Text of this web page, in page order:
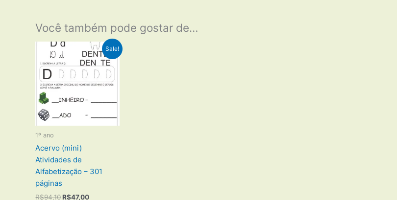
Você também pode gostar de…
Sale!
1º ano
Acervo (mini)
Atividades de
Alfabetização – 301
páginas
R$94,10O
R$47,00O